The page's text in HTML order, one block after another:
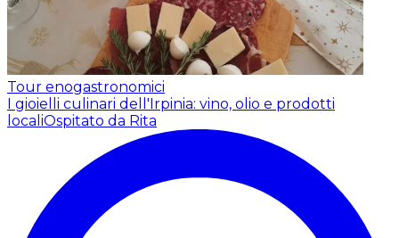
Tour enogastronomici
I gioielli culinari dell'Irpinia: vino, olio e prodotti
localiOspitato da Rita